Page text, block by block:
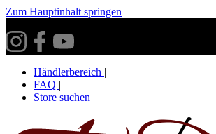
Zum Hauptinhalt springen
Händlerbereich |
FAQ |
Store suchen